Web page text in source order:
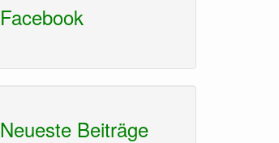
Facebook
Neueste Beiträge